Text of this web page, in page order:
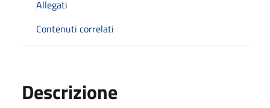
Allegati
Contenuti correlati
Descrizione